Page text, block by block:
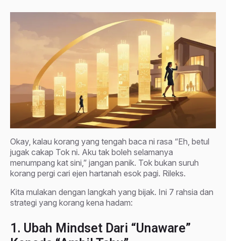
Okay, kalau korang yang tengah baca ni rasa “Eh, betul
jugak cakap Tok ni. Aku tak boleh selamanya
menumpang kat sini,” jangan panik. Tok bukan suruh
korang pergi cari ejen hartanah esok pagi. Rileks.
Kita mulakan dengan langkah yang bijak. Ini 7 rahsia dan
strategi yang korang kena hadam:
1. Ubah Mindset Dari “Unaware”